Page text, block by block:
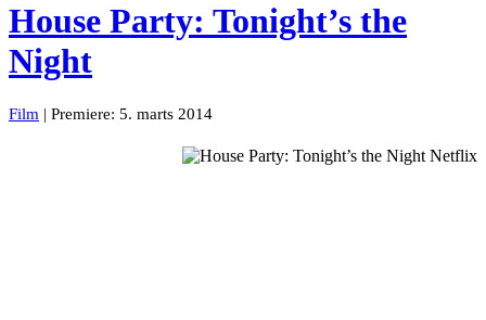
House Party: Tonight’s the
Night
Film | Premiere: 5. marts 2014